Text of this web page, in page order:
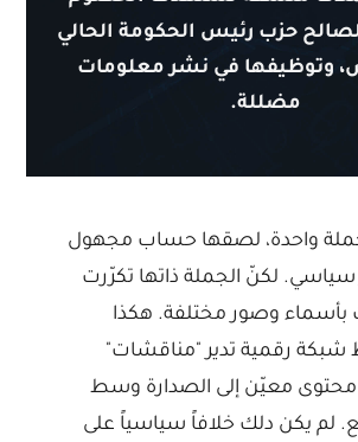
حزب رئيس الحكومة الحالي
وتوظيفها في نشر معلومات
مضللة.
واحدة، لصقها حساب مجهول
سياسي. لكنّ الجملة ذاتها تكرّرت
بأسماء وصور مختلفة. هكذا
رقمية تدير "مناقشات"
محتوى معيّن إلى الصدارة وسط
يكن دلك خلافاً سياسياً على